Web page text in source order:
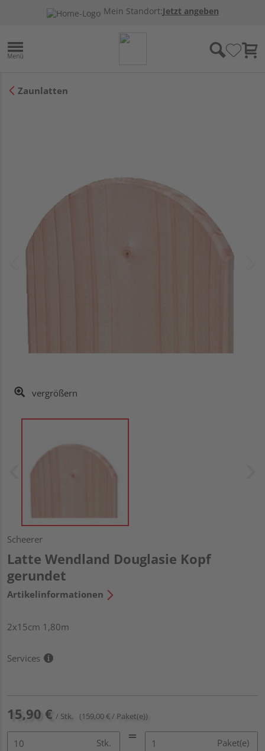
Mein Standort:Jetzt angeben
Zaunlatten
vergrößern
Scheerer
Latte Wendland Douglasie Kopf
gerundet
Artikelinformationen
2x15cm 1,80m
Services
15,90 € / Stk. (159,00 € / Paket(e))
Stk. Paket(e)